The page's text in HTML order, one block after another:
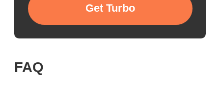
Get Turbo
FAQ